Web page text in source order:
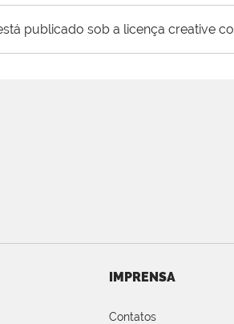
publicado sob a licença creative
IMPRENSA
Contatos